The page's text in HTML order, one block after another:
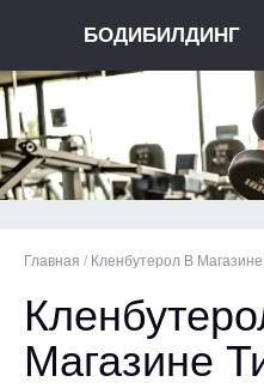
БОДИБИЛДИНГ
Главная / Кленбутерол В
Магазине